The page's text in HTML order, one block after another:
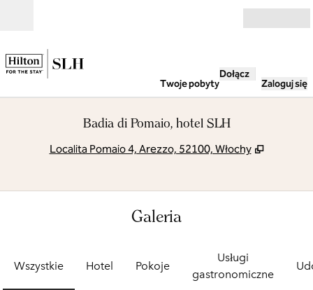
Twoje pobyty
Dołącz
Zaloguj się
Badia di Pomaio, hotel SLH
Localita Pomaio 4, Arezzo, 52100, Włochy ,
Galeria
Wszystkie Hotel Pokoje
Usługi
gastronomiczne